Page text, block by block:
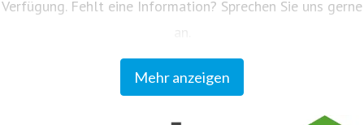
Mehr anzeigen
Verfügung. Fehlt eine Information? Sprechen Sie uns gerne
Unser Kundenmagazin "amedes update" informiert
Einsender und Partner regelmäßig zu allen Neuigkeiten